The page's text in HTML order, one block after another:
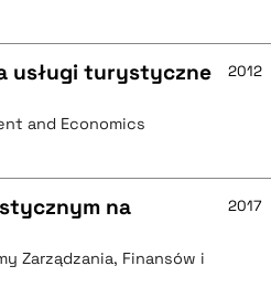
usługi turystyczne
and Economics
2012
na
Zarządzania, Finansów i
2017